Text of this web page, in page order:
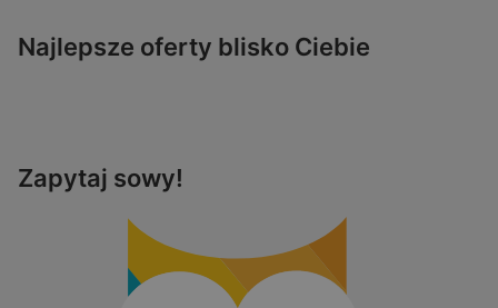
Najlepsze oferty blisko Ciebie
Zapytaj sowy!